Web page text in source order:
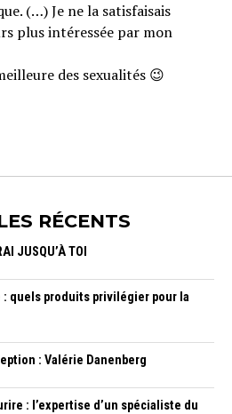
(…) Je ne la satisfaisais
plus intéressée par mon
des sexualités 😉
RÉCENTS
JUSQU’À TOI
quels produits privilégier pour la
: Valérie Danenberg
: l’expertise d’un spécialiste du